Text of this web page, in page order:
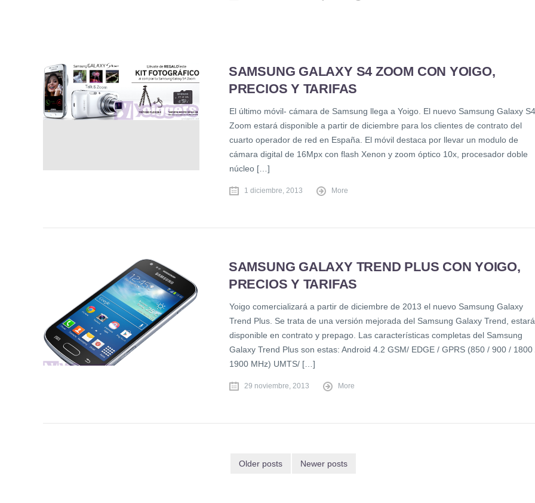
SAMSUNG GALAXY S4 ZOOM CON YOIGO,
PRECIOS Y TARIFAS
El último móvil- cámara de Samsung llega a Yoigo. El nuevo Samsung Galaxy S4
Zoom estará disponible a partir de diciembre para los clientes de contrato del
cuarto operador de red en España. El móvil destaca por llevar un modulo de
cámara digital de 16Mpx con flash Xenon y zoom óptico 10x, procesador doble
núcleo […]
1 diciembre, 2013 More
SAMSUNG GALAXY TREND PLUS CON YOIGO,
PRECIOS Y TARIFAS
Yoigo comercializará a partir de diciembre de 2013 el nuevo Samsung Galaxy
Trend Plus. Se trata de una versión mejorada del Samsung Galaxy Trend, estará
disponible en contrato y prepago. Las características completas del Samsung
Galaxy Trend Plus son estas: Android 4.2 GSM/ EDGE / GPRS (850 / 900 / 1800
1900 MHz) UMTS/ […]
29 noviembre, 2013 More
Older posts Newer posts